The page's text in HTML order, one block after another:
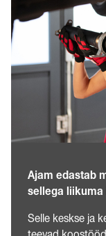
Ajam edastab
sellega liikuma
Selle keskse ja